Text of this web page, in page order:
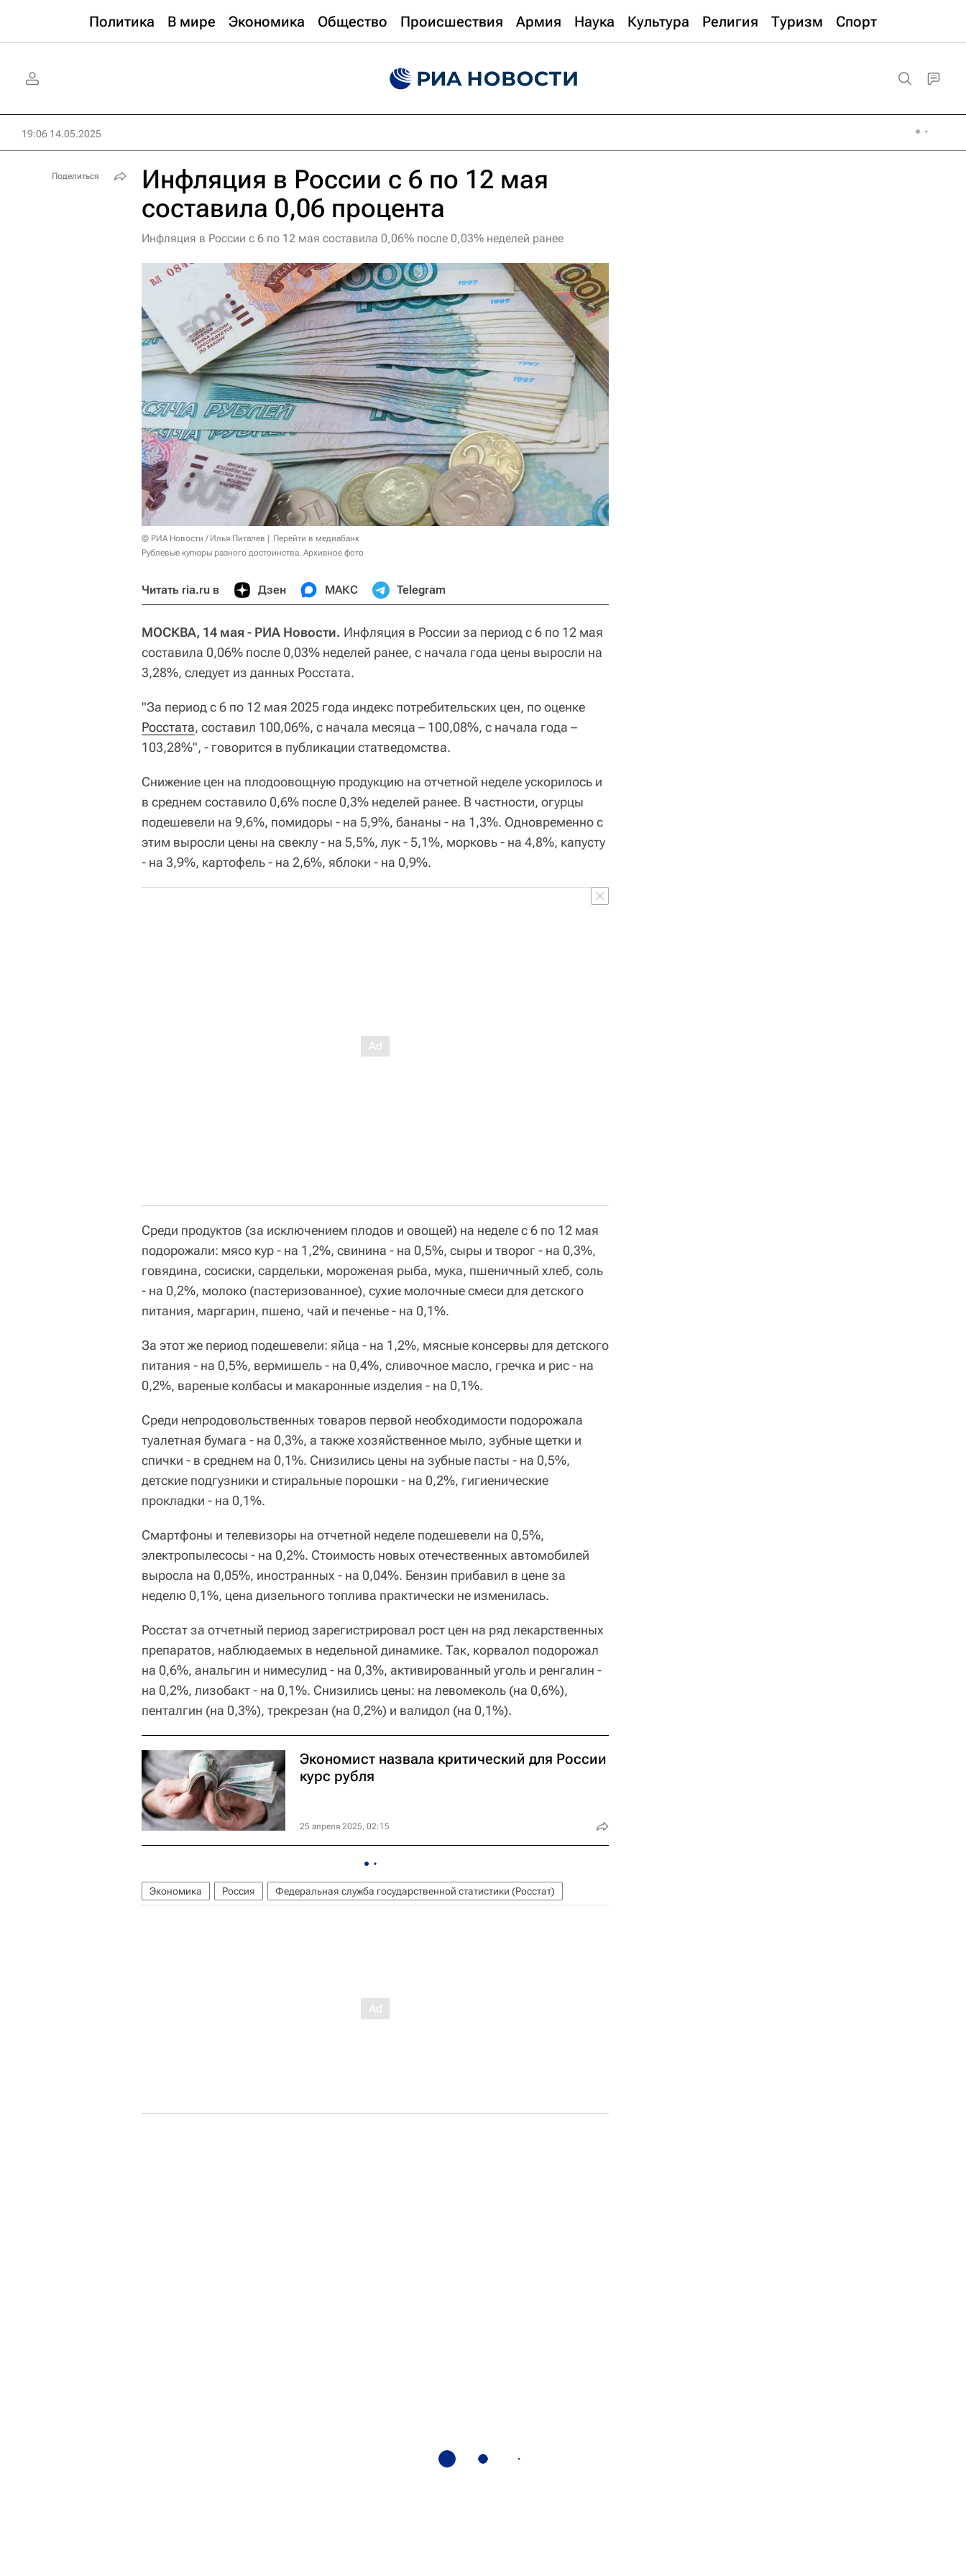
Политика В мире Экономика Общество Происшествия Армия Наука Культура Религия Туризм Спорт
19:06 14.05.2025
Инфляция в России с 6 по 12 мая
составила 0,06 процента
Инфляция в России с 6 по 12 мая составила 0,06% после 0,03% неделей ранее
© РИА Новости / Илья Питалев
Перейти в медиабанк
Рублевые купюры разного достоинства. Архивное фото
Читать ria.ru в Дзен МАКС Telegram
МОСКВА, 14 мая - РИА Новости. Инфляция в России за период с 6 по 12 мая
составила 0,06% после 0,03% неделей ранее, с начала года цены выросли на
3,28%, следует из данных Росстата.
"За период с 6 по 12 мая 2025 года индекс потребительских цен, по оценке
Росстата, составил 100,06%, с начала месяца – 100,08%, с начала года –
103,28%", - говорится в публикации статведомства.
Снижение цен на плодоовощную продукцию на отчетной неделе ускорилось и
в среднем составило 0,6% после 0,3% неделей ранее. В частности, огурцы
подешевели на 9,6%, помидоры - на 5,9%, бананы - на 1,3%. Одновременно с
этим выросли цены на свеклу - на 5,5%, лук - 5,1%, морковь - на 4,8%, капусту
- на 3,9%, картофель - на 2,6%, яблоки - на 0,9%.
Среди продуктов (за исключением плодов и овощей) на неделе с 6 по 12 мая
подорожали: мясо кур - на 1,2%, свинина - на 0,5%, сыры и творог - на 0,3%,
говядина, сосиски, сардельки, мороженая рыба, мука, пшеничный хлеб, соль
- на 0,2%, молоко (пастеризованное), сухие молочные смеси для детского
питания, маргарин, пшено, чай и печенье - на 0,1%.
За этот же период подешевели: яйца - на 1,2%, мясные консервы для детского
питания - на 0,5%, вермишель - на 0,4%, сливочное масло, гречка и рис - на
0,2%, вареные колбасы и макаронные изделия - на 0,1%.
Среди непродовольственных товаров первой необходимости подорожала
туалетная бумага - на 0,3%, а также хозяйственное мыло, зубные щетки и
спички - в среднем на 0,1%. Снизились цены на зубные пасты - на 0,5%,
детские подгузники и стиральные порошки - на 0,2%, гигиенические
прокладки - на 0,1%.
Смартфоны и телевизоры на отчетной неделе подешевели на 0,5%,
электропылесосы - на 0,2%. Стоимость новых отечественных автомобилей
выросла на 0,05%, иностранных - на 0,04%. Бензин прибавил в цене за
неделю 0,1%, цена дизельного топлива практически не изменилась.
Росстат за отчетный период зарегистрировал рост цен на ряд лекарственных
препаратов, наблюдаемых в недельной динамике. Так, корвалол подорожал
на 0,6%, анальгин и нимесулид - на 0,3%, активированный уголь и ренгалин -
на 0,2%, лизобакт - на 0,1%. Снизились цены: на левомеколь (на 0,6%),
пенталгин (на 0,3%), трекрезан (на 0,2%) и валидол (на 0,1%).
Экономист назвала критический для России
курс рубля
25 апреля 2025, 02:15
Экономика Россия Федеральная служба государственной статистики (Росстат)
Поделиться